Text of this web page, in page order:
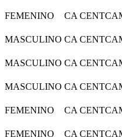
FEMENINO CA
MASCULINO CA
MASCULINO CA
MASCULINO CA
FEMENINO CA
FEMENINO CA